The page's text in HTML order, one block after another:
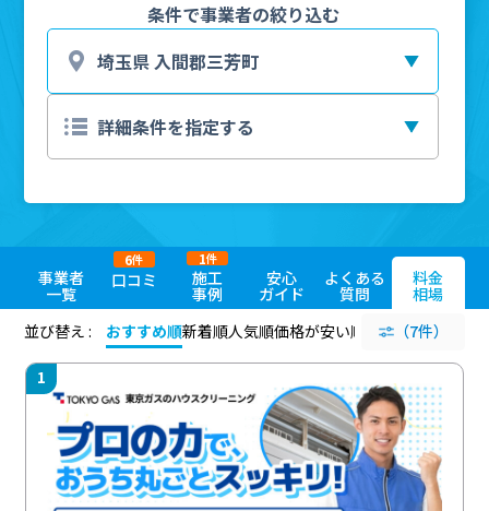
条件で事業者の絞り込む
事業者
一覧
口コミ
6件
施工
事例
1件
安心
ガイド
よくある
質問
料金
相場
並び替え :
おすすめ順新着順人気順価格が安い順 評価が高い順
（7件）
1